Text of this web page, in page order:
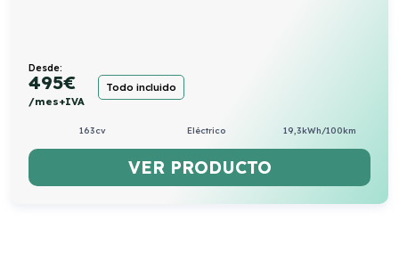
Desde:
495€
/mes+IVA
Todo incluido
163cv Eléctrico 19,3kWh/100km
VER PRODUCTO